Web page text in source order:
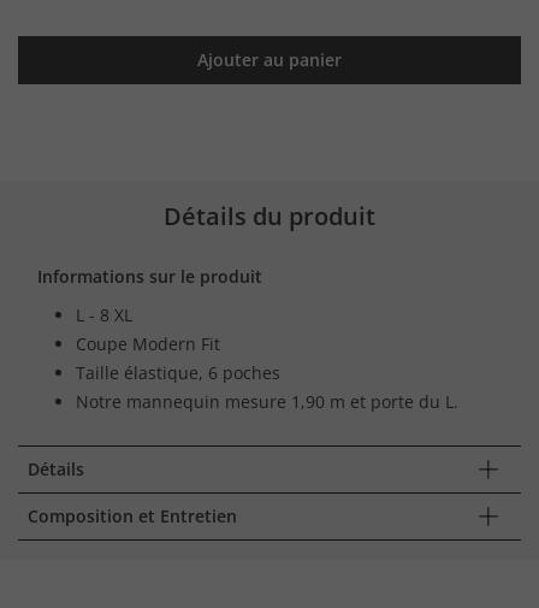
Ajouter au panier
Détails du produit
Informations sur le produit
L - 8 XL
Coupe Modern Fit
Taille élastique, 6 poches
Notre mannequin mesure 1,90 m et porte du L.
Détails
Composition et Entretien